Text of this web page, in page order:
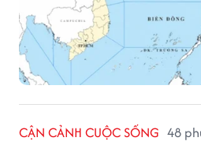
CẬN CẢNH CUỘC SỐNG 48